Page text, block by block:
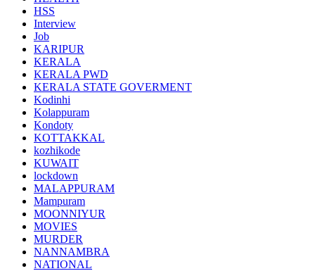
HSS
Interview
Job
KARIPUR
KERALA
KERALA PWD
KERALA STATE GOVERMENT
Kodinhi
Kolappuram
Kondoty
KOTTAKKAL
kozhikode
KUWAIT
lockdown
MALAPPURAM
Mampuram
MOONNIYUR
MOVIES
MURDER
NANNAMBRA
NATIONAL